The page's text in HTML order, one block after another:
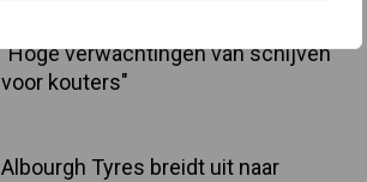
"Hoge verwachtingen van schijven
voor kouters"
Albourgh Tyres breidt uit naar